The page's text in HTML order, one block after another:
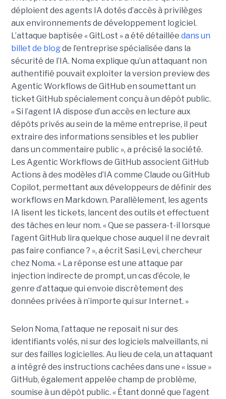
déploient des agents IA dotés d’accès à privilèges
aux environnements de développement logiciel.
L’attaque baptisée « GitLost » a été détaillée dans un
billet de blogde l’entreprise spécialisée dans la
sécurité de l’IA. Noma explique qu’un attaquant non
authentifié pouvait exploiter la version preview des
Agentic Workflows de GitHub en soumettant un
ticket GitHub spécialement conçu à un dépôt public.
« Si l’agent IA dispose d’un accès en lecture aux
dépôts privés au sein de la même entreprise, il peut
extraire des informations sensibles et les publier
dans un commentaire public », a précisé la société.
Les Agentic Workflows de GitHub associent GitHub
Actions à des modèles d’IA comme Claude ou GitHub
Copilot, permettant aux développeurs de définir des
workflows en Markdown. Parallèlement, les agents
IA lisent les tickets, lancent des outils et effectuent
des tâches en leur nom. « Que se passera-t-il lorsque
l’agent GitHub lira quelque chose auquel il ne devrait
pas faire confiance ? », a écrit Sasi Levi, chercheur
chez Noma. « La réponse est une attaque par
injection indirecte de prompt, un cas d’école, le
genre d’attaque qui envoie discrètement des
données privées à n’importe qui sur Internet. »
Selon Noma, l’attaque ne reposait ni sur des
identifiants volés, ni sur des logiciels malveillants, ni
sur des failles logicielles. Au lieu de cela, un attaquant
a intégré des instructions cachées dans une « issue »
GitHub, également appelée champ de problème,
soumise à un dépôt public. « Étant donné que l’agent